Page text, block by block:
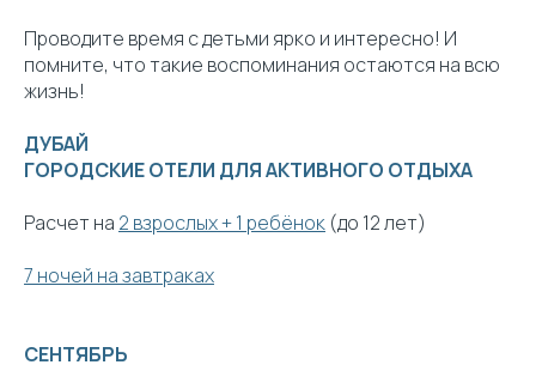
Проводите время с детьми ярко и интересно! И
помните, что такие воспоминания остаются на всю
жизнь!
ДУБАЙ
ГОРОДСКИЕ ОТЕЛИ ДЛЯ АКТИВНОГО ОТДЫХА
Расчет на 2 взрослых + 1 ребёнок (до 12 лет)
7 ночей на завтраках
СЕНТЯБРЬ